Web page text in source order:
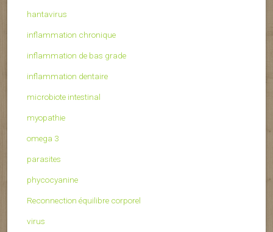
hantavirus
inflammation chronique
inflammation de bas grade
inflammation dentaire
microbiote intestinal
myopathie
omega 3
parasites
phycocyanine
Reconnection équilibre corporel
virus